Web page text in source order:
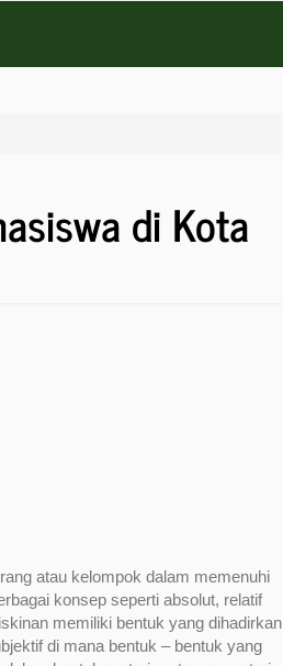
di Kota
atau kelompok dalam memenuhi
konsep seperti absolut, relatif
memiliki bentuk yang dihadirkan
di mana bentuk – bentuk yang